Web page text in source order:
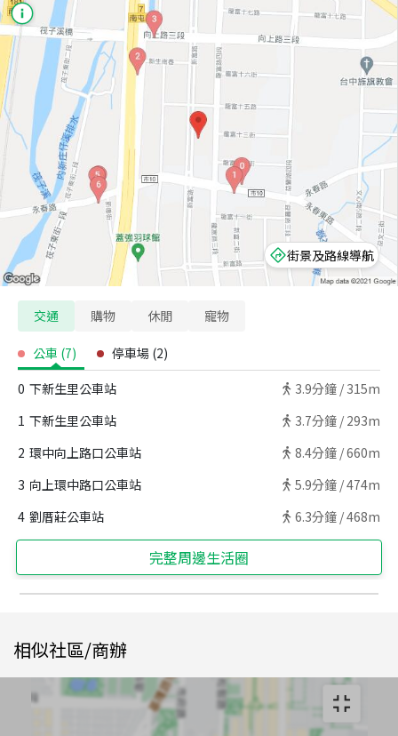
街景及路線導航
交通 購物 休閒 寵物
公車 (7) 停車場 (2)
0 下新生里公車站 3.9分鐘 / 315m
1 下新生里公車站 3.7分鐘 / 293m
2 環中向上路口公車站 8.4分鐘 /660m
3 向上環中路口公車站 5.9分鐘 /474m
4 劉厝莊公車站 6.3分鐘 /468m
完整周邊生活圈
相似社區/商辦